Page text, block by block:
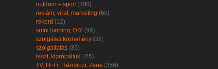
outdoor – sport (300)
reklám, viral, marketing (60)
rekord (12)
sufni tunning, DIY (99)
szolgálati közlemény (39)
szolgáltatás (85)
teszt, kipróbáltuk! (65)
TV, Hi-Fi, Házimozi, Zene (356)